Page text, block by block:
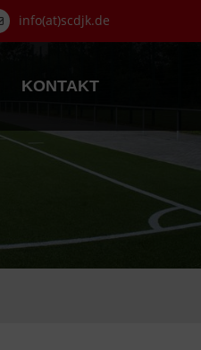
info(at)scdjk.de
KONTAKT